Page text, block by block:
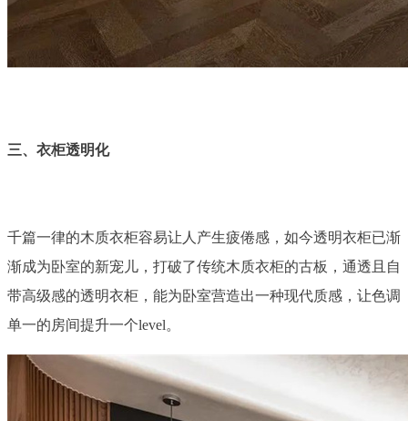
三、衣柜透明化
千篇一律的木质衣柜容易让人产生疲倦感，如今透明衣柜已渐
渐成为卧室的新宠儿，打破了传统木质衣柜的古板，通透且自
带高级感的透明衣柜，能为卧室营造出一种现代质感，让色调
单一的房间提升一个level。